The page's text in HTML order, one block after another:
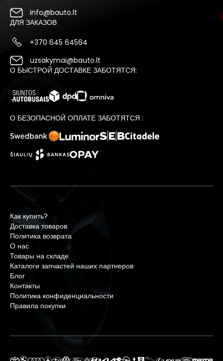
info@bauto.lt
ДЛЯ ЗАКАЗОВ
+370 645 64564
uzsakymai@bauto.lt
О БЫСТРОЙ ДОСТАВКЕ ЗАБОТЯТСЯ:
О БЕЗОПАСНОЙ ОПЛАТЕ ЗАБОТЯТСЯ :
Как купить?
Доставка товаров
Политика возврата
О нас
Товары на складе
Каталоги запчастей наших партнеров
Блог
Контакты
Политика конфиденциальности
Правила покупки